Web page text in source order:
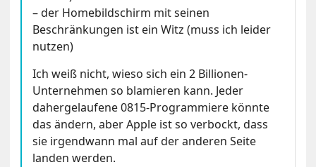
– der Homebildschirm mit seinen
Beschränkungen ist ein Witz (muss ich leider
nutzen)
Ich weiß nicht, wieso sich ein 2 Billionen-
Unternehmen so blamieren kann. Jeder
dahergelaufene 0815-Programmiere könnte
das ändern, aber Apple ist so verbockt, dass
sie irgendwann mal auf der anderen Seite
landen werden.